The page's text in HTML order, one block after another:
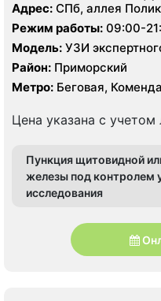
Адрес: СПб, аллея
Режим работы: 09:00-
Модель: УЗИ
Район: Приморский
Метро: Беговая,
Цена указана с учетом
Пункция щитовидной
железы под контролем
исследования